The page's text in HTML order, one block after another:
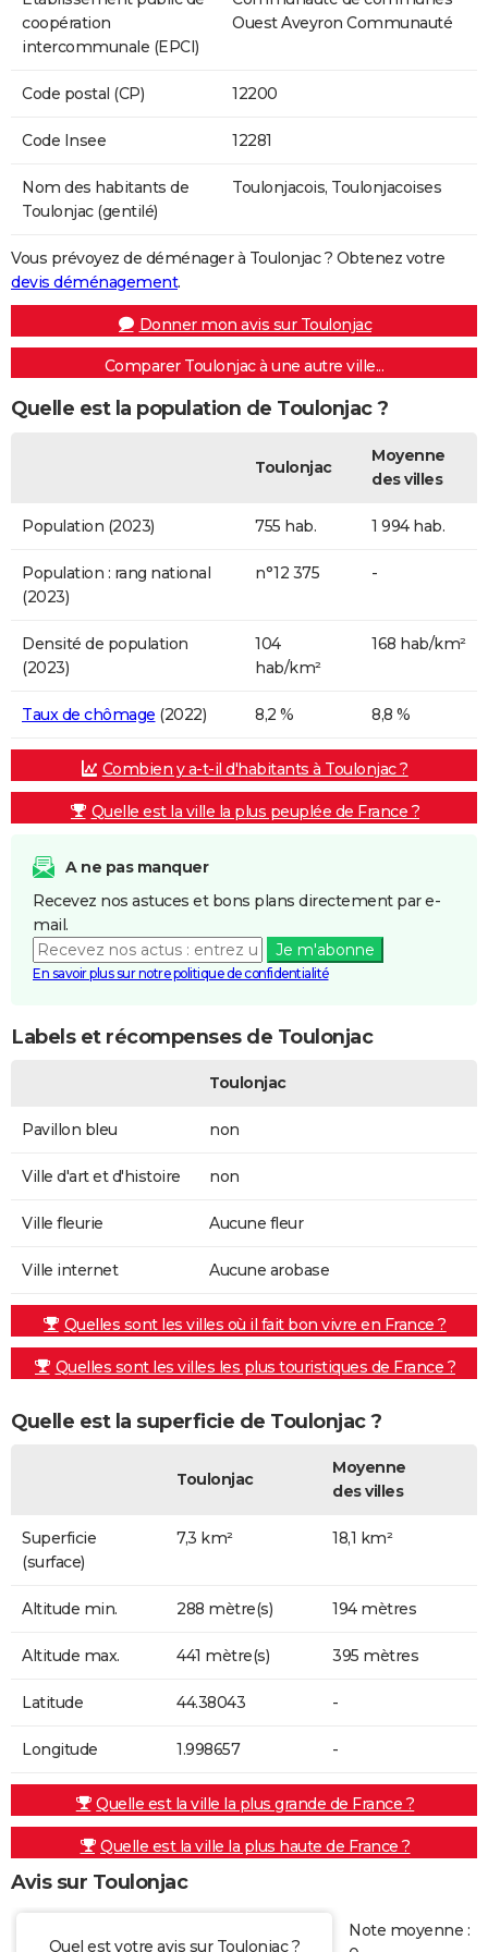
coopération
intercommunale (EPCI)
Ouest Aveyron Communauté
Code postal (CP) 12200
Code Insee 12281
Nom des habitants de
Toulonjac (gentilé)
Toulonjacois, Toulonjacoises
Vous prévoyez de déménager à Toulonjac ? Obtenez votre
devis déménagement.
Donner mon avis sur Toulonjac
Comparer Toulonjac à une autre ville...
Quelle est la population de Toulonjac ?
Toulonjac
Moyenne
des villes
Population (2023) 755 hab. 1 994 hab.
Population : rang national
(2023)
n°12 375 -
Densité de population
(2023)
104
hab/km²
168 hab/km²
Taux de chômage (2022) 8,2 % 8,8 %
Combien y a-t-il d'habitants à Toulonjac ?
Quelle est la ville la plus peuplée de France ?
A ne pas manquer
Recevez nos astuces et bons plans directement par e-
mail.
Je m'abonne
En savoir plus sur notre politique de confidentialité
Labels et récompenses de Toulonjac
Toulonjac
Pavillon bleu non
Ville d'art et d'histoire non
Ville fleurie Aucune fleur
Ville internet Aucune arobase
Quelles sont les villes où il fait bon vivre en France ?
Quelles sont les villes les plus touristiques de France ?
Quelle est la superficie de Toulonjac ?
Toulonjac
Moyenne
des villes
Superficie
(surface)
7,3 km² 18,1 km²
Altitude min. 288 mètre(s) 194 mètres
Altitude max. 441 mètre(s) 395 mètres
Latitude 44.38043 -
Longitude 1.998657 -
Quelle est la ville la plus grande de France ?
Quelle est la ville la plus haute de France ?
Avis sur Toulonjac
Quel est votre avis sur Toulonjac ?
Note moyenne :